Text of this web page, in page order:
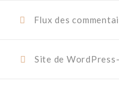
Flux des
Site de